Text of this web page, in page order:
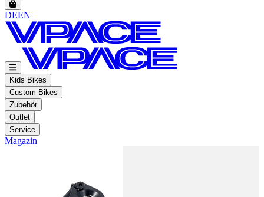
Artikel im Warenkorb, Warenkorb anzeigen
DEEN
Kids Bikes
Custom Bikes
Zubehör
Outlet
Service
Magazin